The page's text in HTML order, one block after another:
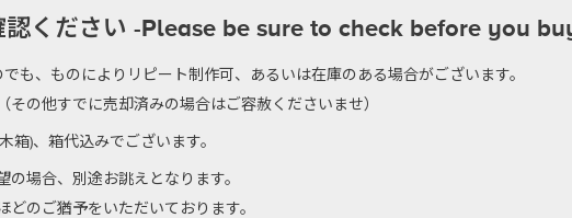
認ください -Please be sure to check before you
も、ものによりリピート制作可、あるいは在庫のある場合がございます。
その他すでに売却済みの場合はご容赦くださいませ）
箱)、箱代込みでございます。
場合、別途お誂えとなります。
のご猶予をいただいております。